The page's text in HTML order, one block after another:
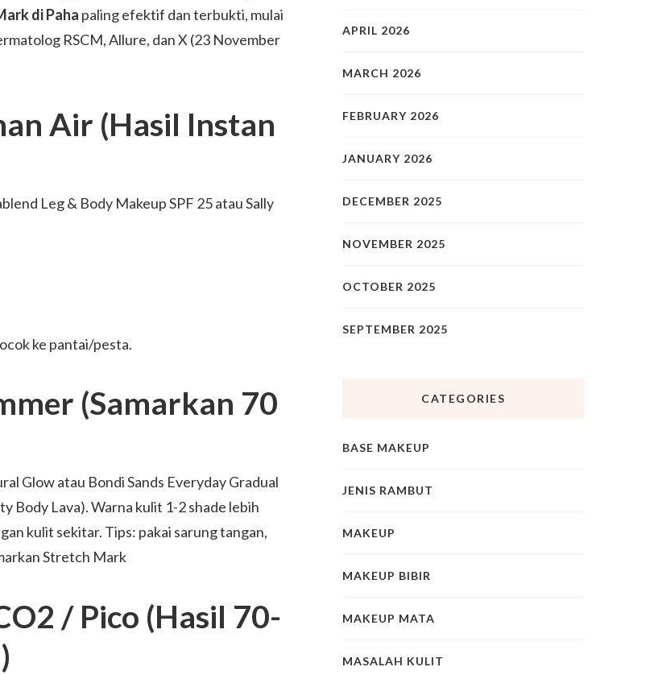
di Paha paling efektif dan terbukti, mulai
RSCM, Allure, dan X (23 November
Air (Hasil Instan
Leg & Body Makeup SPF 25 atau Sally
ke pantai/pesta.
(Samarkan 70
Glow atau Bondi Sands Everyday Gradual
Body Lava). Warna kulit 1-2 shade lebih
kulit sekitar. Tips: pakai sarung tangan,
Stretch Mark
/ Pico (Hasil 70-
APRIL 2026
MARCH 2026
FEBRUARY 2026
JANUARY 2026
DECEMBER 2025
NOVEMBER 2025
OCTOBER 2025
SEPTEMBER 2025
CATEGORIES
BASE MAKEUP
JENIS RAMBUT
MAKEUP
MAKEUP BIBIR
MAKEUP MATA
MASALAH KULIT